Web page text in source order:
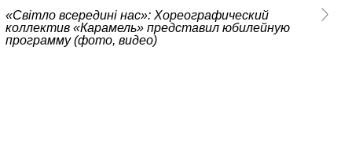
«Світло всередині нас»: Хореографический
коллектив «Карамель» представил юбилейную
программу (фото, видео)